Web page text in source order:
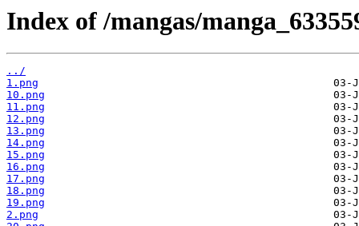
Index of /mangas/
../
1.png
10.png
11.png
12.png
13.png
14.png
15.png
16.png
17.png
18.png
19.png
2.png